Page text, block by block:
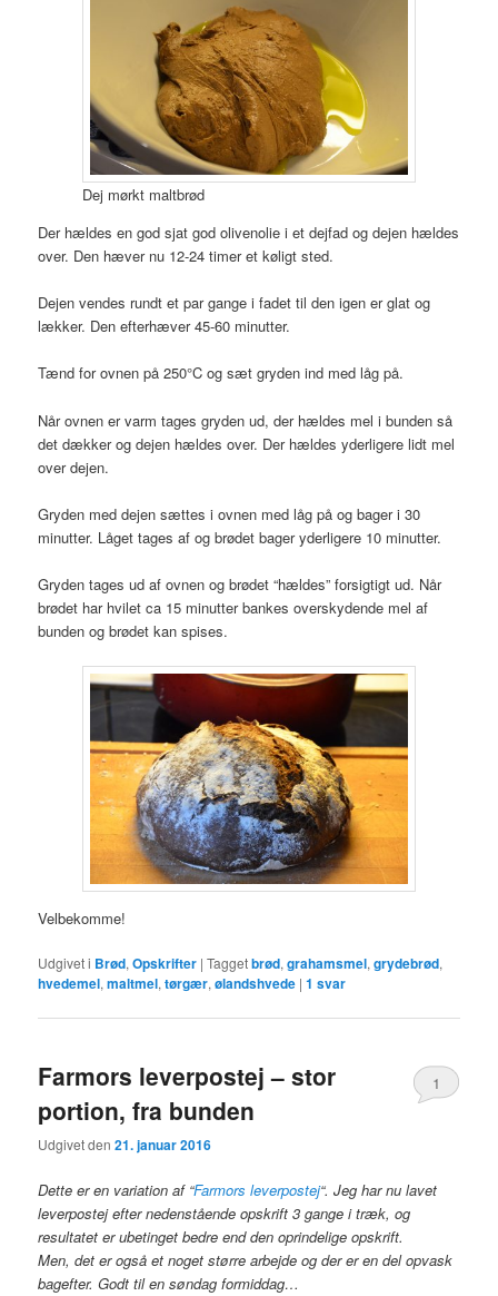
Dej mørkt maltbrød
Der hældes en god sjat god olivenolie i et dejfad og dejen hældes
over. Den hæver nu 12-24 timer et køligt sted.
Dejen vendes rundt et par gange i fadet til den igen er glat og
lækker. Den efterhæver 45-60 minutter.
Tænd for ovnen på 250°C og sæt gryden ind med låg på.
Når ovnen er varm tages gryden ud, der hældes mel i bunden så
det dækker og dejen hældes over. Der hældes yderligere lidt mel
over dejen.
Gryden med dejen sættes i ovnen med låg på og bager i 30
minutter. Låget tages af og brødet bager yderligere 10 minutter.
Gryden tages ud af ovnen og brødet “hældes” forsigtigt ud. Når
brødet har hvilet ca 15 minutter bankes overskydende mel af
bunden og brødet kan spises.
Velbekomme!
Udgivet i Brød,Opskrifter |Taggetbrød,grahamsmel,grydebrød,
hvedemel,maltmel,tørgær,ølandshvede |1 svar
Farmors leverpostej – stor
portion, fra bunden
Udgivet den21. januar 2016
1
Dette er en variation af “Farmors leverpostej“. Jeg har nu lavet
leverpostej efter nedenstående opskrift 3 gange i træk, og
resultatet er ubetinget bedre end den oprindelige opskrift.
Men, det er også et noget større arbejde og der er en del opvask
bagefter. Godt til en søndag formiddag…